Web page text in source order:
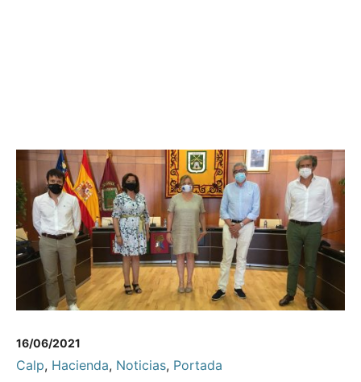
16/06/2021
Calp, Hacienda, Noticias, Portada